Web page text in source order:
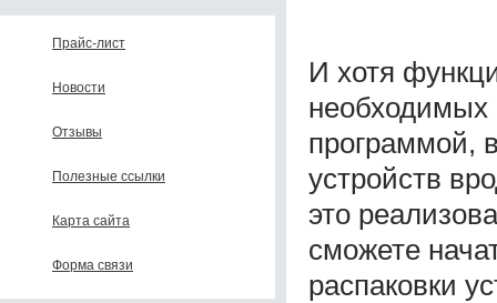
Прайс-лист
Новости
Отзывы
Полезные ссылки
Карта сайта
Форма связи
И хотя
необходимых
программой,
устройств
это
сможете
распаковки